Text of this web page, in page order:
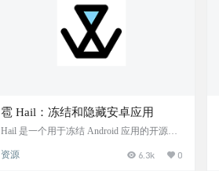
雹 Hail：冻结和隐藏安卓应用
Hail 是一个用于冻结 Android 应用的开源软
以此控制设备使用、减少内存占用和节省电
资源 6.3k 0